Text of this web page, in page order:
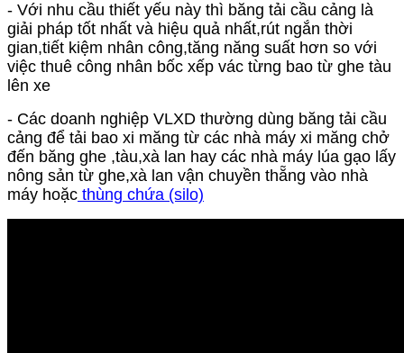
- Với nhu cầu thiết yếu này thì băng tải cầu cảng là
giải pháp tốt nhất và hiệu quả nhất,rút ngắn thời
gian,tiết kiệm nhân công,tăng năng suất hơn so với
việc thuê công nhân bốc xếp vác từng bao từ ghe tàu
lên xe
- Các doanh nghiệp VLXD thường dùng băng tải cầu
cảng để tải bao xi măng từ các nhà máy xi măng chở
đến băng ghe ,tàu,xà lan hay các nhà máy lúa gạo lấy
nông sản từ ghe,xà lan vận chuyền thẵng vào nhà
máy hoặc thùng chứa (silo)